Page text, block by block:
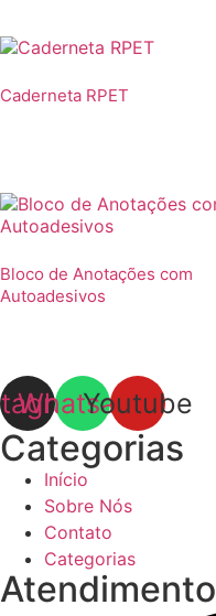
Caderneta RPET
Bloco de Anotações com
Autoadesivos
Whatsapp
Youtube
Categorias
Início
Sobre Nós
Contato
Categorias
Atendimento